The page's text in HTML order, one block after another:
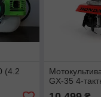
(4.2
GX-35 4-